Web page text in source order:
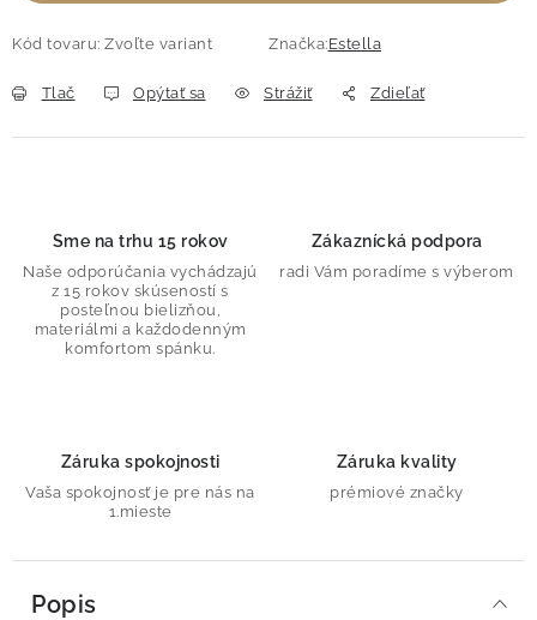
Kód tovaru: Zvoľte variant Značka:Estella
Tlač Opýtať sa Strážiť Zdieľať
Sme na trhu 15 rokov
Naše odporúčania vychádzajú
z 15 rokov skúseností s
posteľnou bielizňou,
materiálmi a každodenným
komfortom spánku.
Zákaznícká podpora
radi Vám poradíme s výberom
Záruka spokojnosti
Vaša spokojnosť je pre nás na
1.mieste
Záruka kvality
prémiové značky
Popis